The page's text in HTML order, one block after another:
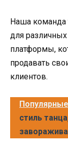
Наша команда
для
платформы,
продавать
клиентов.
стиль